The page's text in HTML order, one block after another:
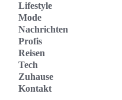
Lifestyle
Mode
Nachrichten
Profis
Reisen
Tech
Zuhause
Kontakt